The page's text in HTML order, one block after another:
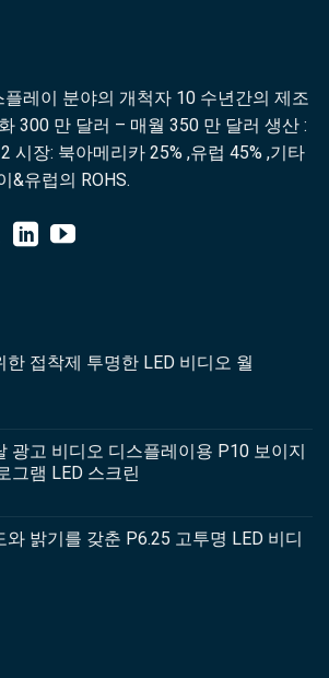
플레이 분야의 개척자 10 수년간의 제조
300 만 달러 – 매월 350 만 달러 생산 :
시장: 북아메리카 25% ,유럽 45% ,기타
&유럽의 ROHS.
한 접착제 투명한 LED 비디오 월
광고 비디오 디스플레이용 P10 보이지
그램 LED 스크린
와 밝기를 갖춘 P6.25 고투명 LED 비디